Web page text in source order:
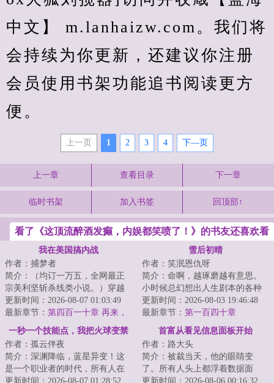
中文】 m.lanhaizw.com。我们将
会持续为你更新，还建议你注册
会员使用书架功能追书阅读更方
便。
上一页 1 2 3 4 下—页
上一章 查看目录 下一章
临时书架 加入书签 回顶部↑
看了《这顶流醉酒发癫，内娱都笑喷了！》的书友还喜欢看
我在美国搞内战
作者：捕梦者
简介：（均订一万五，全网最正
宗美利坚斩杀线类小说。）穿越
成了美利坚底层流浪汉，好在绑
定了地下城冒险...
更新时间：2026-08-07 01:03:49
最新章节： 第四百一十章 再来，
都来！（求月票）
雪后初晴
作者：笑泯恩仇呀
简介：命啊，越琢磨越有意思。
小时候总幻想出人生剧本的各种
篇章和结局，走了半生才发现，
那字里行间的转...
更新时间：2026-08-03 19:46:48
最新章节： 第一百四十章
一秒一个技能点，我把火球变禁
作者：孤云伴夜
简介：深渊降临，蓝星异变！这
是一个职业者的时代，所有人在
成年那一天，都能够得到人生中
更新时间：2026-08-07 01:28:52
首富从看见信息面板开始
作者：路大头
简介：被裁当天，他的眼睛变
了。所有人头上都浮着数据面
板。HR的补偿方案有两处计算错
更新时间：2026-08-06 00:16:32